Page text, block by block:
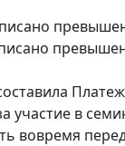
участие в
вовремя